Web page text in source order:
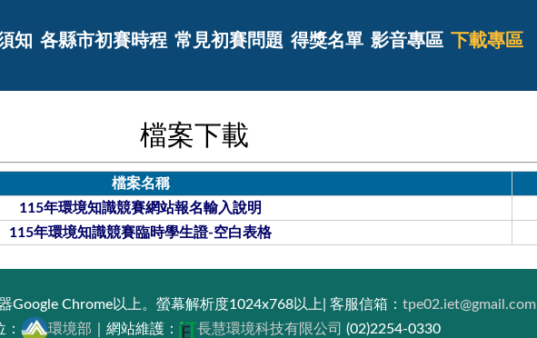
知 各縣市初賽時程 常見初賽問題 得獎名單 影音專區 下載專區
檔案下載
檔案名稱
115年環境知識競賽網站報名輸入說明
115年環境知識競賽臨時學生證-空白表格
Google Chrome以上。螢幕解析度1024x768以上| 客服信箱： tpe02.iet@gmail.com
環境部 ｜網站維護： 長慧環境科技有限公司 (02)2254-0330